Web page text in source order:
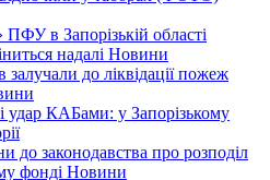
ПФУ в Запорізькій області
надалі Новини
до ліквідації пожеж
удар КАБами: у Запорізькому
до законодавства про розподіл
фонді Новини